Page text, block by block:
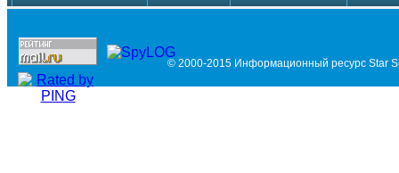
© 2000-2015 Информационный ресурс Star